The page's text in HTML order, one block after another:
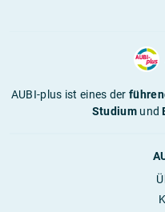
AUBI-plus ist eines der
Studiumund